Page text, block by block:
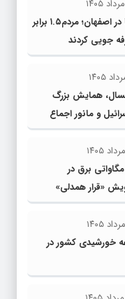
کاهش خاموشی‌ها در اصفهان؛ مردم۱.۵ برابر
جویی کردند
همایش بزرگ
و مانور اجماع
آزادی‌خواه در برابر
۲ هزار مگاواتی برق در
«قرار همدلی»
خورشیدی کشور در